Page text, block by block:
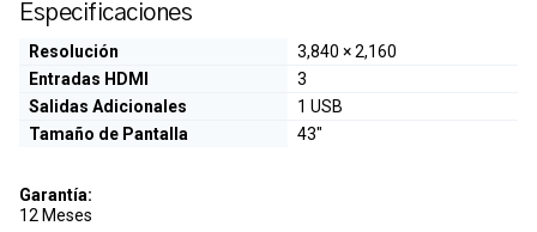
Especificaciones
Resolución
3,840 × 2,160
Entradas HDMI
3
Salidas Adicionales
1 USB
Tamaño de Pantalla
43"
Garantía:
12 Meses